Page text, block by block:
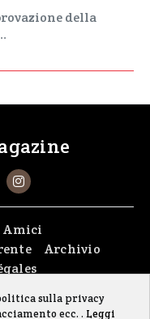
della
Amici
Archivio
with passion byfontana.lu
sulla privacy
ecc. . Leggi